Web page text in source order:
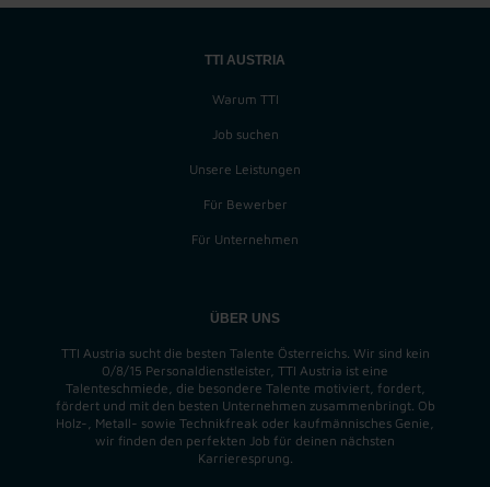
TTI AUSTRIA
Warum TTI
Job suchen
Unsere Leistungen
Für Bewerber
Für Unternehmen
ÜBER UNS
TTI Austria sucht die besten Talente Österreichs. Wir sind kein
0/8/15 Personaldienstleister, TTI Austria ist eine
Talenteschmiede, die besondere Talente motiviert, fordert,
fördert und mit den besten Unternehmen zusammenbringt. Ob
Holz-, Metall- sowie Technikfreak oder kaufmännisches Genie,
wir finden den perfekten Job für deinen nächsten
Karrieresprung.